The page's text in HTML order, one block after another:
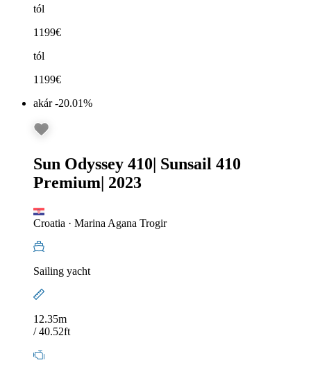
tól
1199€
tól
1199€
akár -20.01%
Sun Odyssey 410| Sunsail 410
Premium| 2023
Croatia · Marina Agana Trogir
Sailing yacht
12.35m
/ 40.52ft